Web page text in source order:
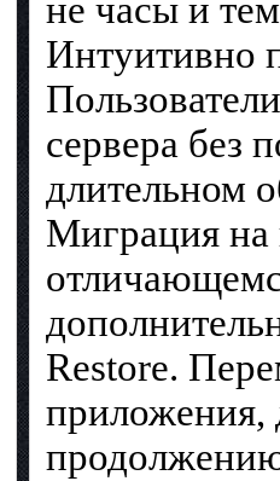
не часы и
Интуитивно
сервера без
длительном
Миграция на
Restore.
приложения,